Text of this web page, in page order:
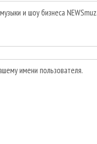
и шоу бизнеса
имени пользователя.